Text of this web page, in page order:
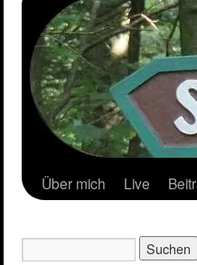
Über mich Live